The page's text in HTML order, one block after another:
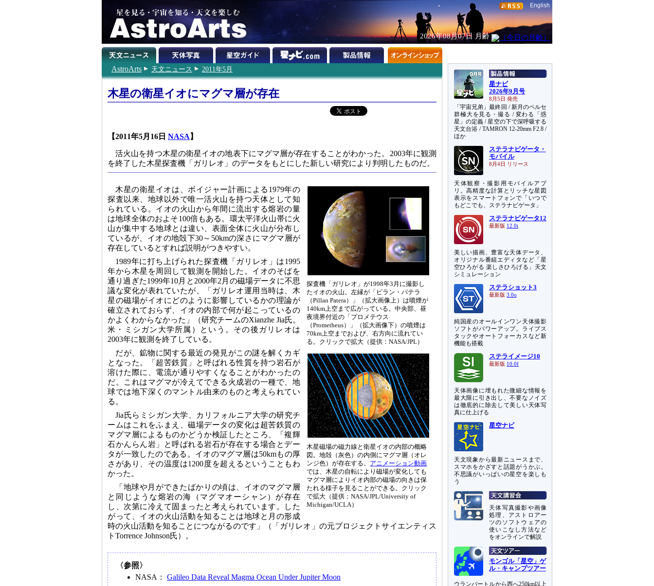
English
2026年08月07日 月齢
AstroArts 天文ニュース 2011年5月
木星の衛星イオにマグマ層が存在
【2011年5月16日 NASA 】
活火山を持つ木星の衛星イオの地表下にマグマ層が存在することがわかった。2003年に観測
を終了した木星探査機「ガリレオ」のデータをもとにした新しい研究により判明したものだ。
探査機「ガリレオ」が1998年3月に撮影し
たイオの火山。左縁が「ピラン・パテラ
（Pillan Patera）」（拡大画像上）は噴煙が
140km上空まで広がっている。中央部、昼
夜境界付近の「プロメテウス
（Prometheus）」（拡大画像下）の噴煙は
70km上空までおよび、右方向に流れてい
る。クリックで拡大（提供：NASA/JPL）
木星磁場の磁力線と衛星イオの内部の概略
図。地殻（灰色）の内側にマグマ層（オレ
ンジ色）が存在する。 アニメーション動画
では、木星の自転により磁場が変化しても
マグマ層によりイオ内部の磁場の向きは保
たれる様子を見ることができる。クリック
で拡大（提供：NASA/JPL/University of
Michigan/UCLA）
木星の衛星イオは、ボイジャー計画による1979年の
探査以来、地球以外で唯一活火山を持つ天体として知
られている。イオの火山から年間に流出する熔岩の量
は地球全体のおよそ100倍もある。環太平洋火山帯に火
山が集中する地球とは違い、表面全体に火山が分布し
ているが、イオの地殻下30～50kmの深さにマグマ層が
存在しているとすれば説明がつきやすい。
1989年に打ち上げられた探査機「ガリレオ」は1995
年から木星を周回して観測を開始した。イオのそばを
通り過ぎた1999年10月と2000年2月の磁場データに不思
議な変化が表れていたが、「ガリレオ運用当時は、木
星の磁場がイオにどのように影響しているかの理論が
確立されておらず、イオの内部で何が起こっているの
かよくわからなかった」（研究チームのXianzhe Jia氏。
米・ミシガン大学所属）という。その後ガリレオは
2003年に観測を終了している。
だが、鉱物に関する最近の発見がこの謎を解くカギ
となった。「超苦鉄質」と呼ばれる性質を持つ岩石が
溶けた際に、電流が通りやすくなることがわかったの
だ。これはマグマが冷えてできる火成岩の一種で、地
球では地下深くのマントル由来のものと考えられてい
る。
Jia氏らミシガン大学、カリフォルニア大学の研究チ
ームはこれをふまえ、磁場データの変化は超苦鉄質の
マグマ層によるものかどうか検証したところ、「複輝
石かんらん岩」と呼ばれる岩石が存在する場合とデー
タが一致したのである。イオのマグマ層は50kmもの厚
さがあり、その温度は1200度を超えるということもわ
かった。
「地球や月ができたばかりの頃は、イオのマグマ層
と同じような熔岩の海（マグマオーシャン）が存在
し、次第に冷えて固まったと考えられています。した
がって、イオの火山活動を知ることは地球と月の形成
時の火山活動を知ることにつながるのです」（「ガリレオ」の元プロジェクトサイエンティス
トTorrence Johnson氏）。
〈参照〉
NASA： Galileo Data Reveal Magma Ocean Under Jupiter Moon
星ナビ
2026年9月号
8月5日 発売
「宇宙兄弟」最終回 / 新月のペルセ
群極大を見る・撮る / 変わる「惑
星」の定義 / 星空の下で深呼吸する
天文台浴 / TAMRON 12-20mm F2.8 /
ほか
ステラナビゲータ・
モバイル
8月4日 リリース
天体観察・撮影用モバイルアプ
リ。高精度な計算とリッチな星図
表示をスマートフォンで「いつで
もどこでも、ステラナビゲータ」
ステラナビゲータ12
最新版 12.0i
美しい描画、豊富な天体データ、
オリジナル番組エディタなど「星
空ひろがる 楽しさひろげる」天文
シミュレーション
ステラショット3
最新版 3.0o
純国産のオールインワン天体撮影
ソフトがパワーアップ。ライブス
タックやオートフォーカスなど新
機能も搭載
ステライメージ10
最新版 10.0f
天体画像に埋もれた微細な情報を
最大限に引き出し、不要なノイズ
は徹底的に除去して美しい天体写
真に仕上げる
星空ナビ
天文現象から最新ニュースまで、
スマホをかざすと話題がうかぶ。
不思議がいっぱいの星空を楽しも
う
天体写真撮影や画像
処理、アストロアー
ツのソフトウェアの
使いこなし方法など
をオンラインで解説
モンゴル「星空」ゲ
ル・キャンプツアー
ウランバートルから西へ250km以上